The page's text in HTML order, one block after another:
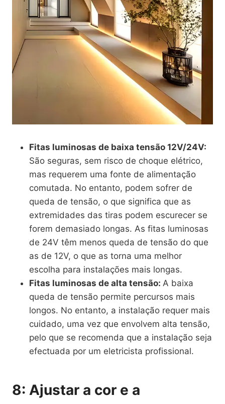
Fitas luminosas de baixa tensão 12V/24V:
São seguras, sem risco de choque elétrico,
mas requerem uma fonte de alimentação
comutada. No entanto, podem sofrer de
queda de tensão, o que significa que as
extremidades das tiras podem escurecer se
forem demasiado longas. As fitas luminosas
de 24V têm menos queda de tensão do que
as de 12V, o que as torna uma melhor
escolha para instalações mais longas.
Fitas luminosas de alta tensão: A baixa
queda de tensão permite percursos mais
longos. No entanto, a instalação requer mais
cuidado, uma vez que envolvem alta tensão,
pelo que se recomenda que a instalação seja
efectuada por um eletricista profissional.
8: Ajustar a cor e a